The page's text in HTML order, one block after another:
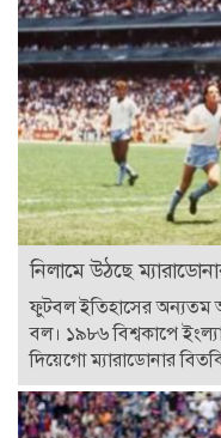
নিলামে উঠছে
ফুটবল ইতিহাসের অন্যতম
বল। ১৯৮৬ বিশ্বকাপে
দিয়েগো ম্যারাডোনার